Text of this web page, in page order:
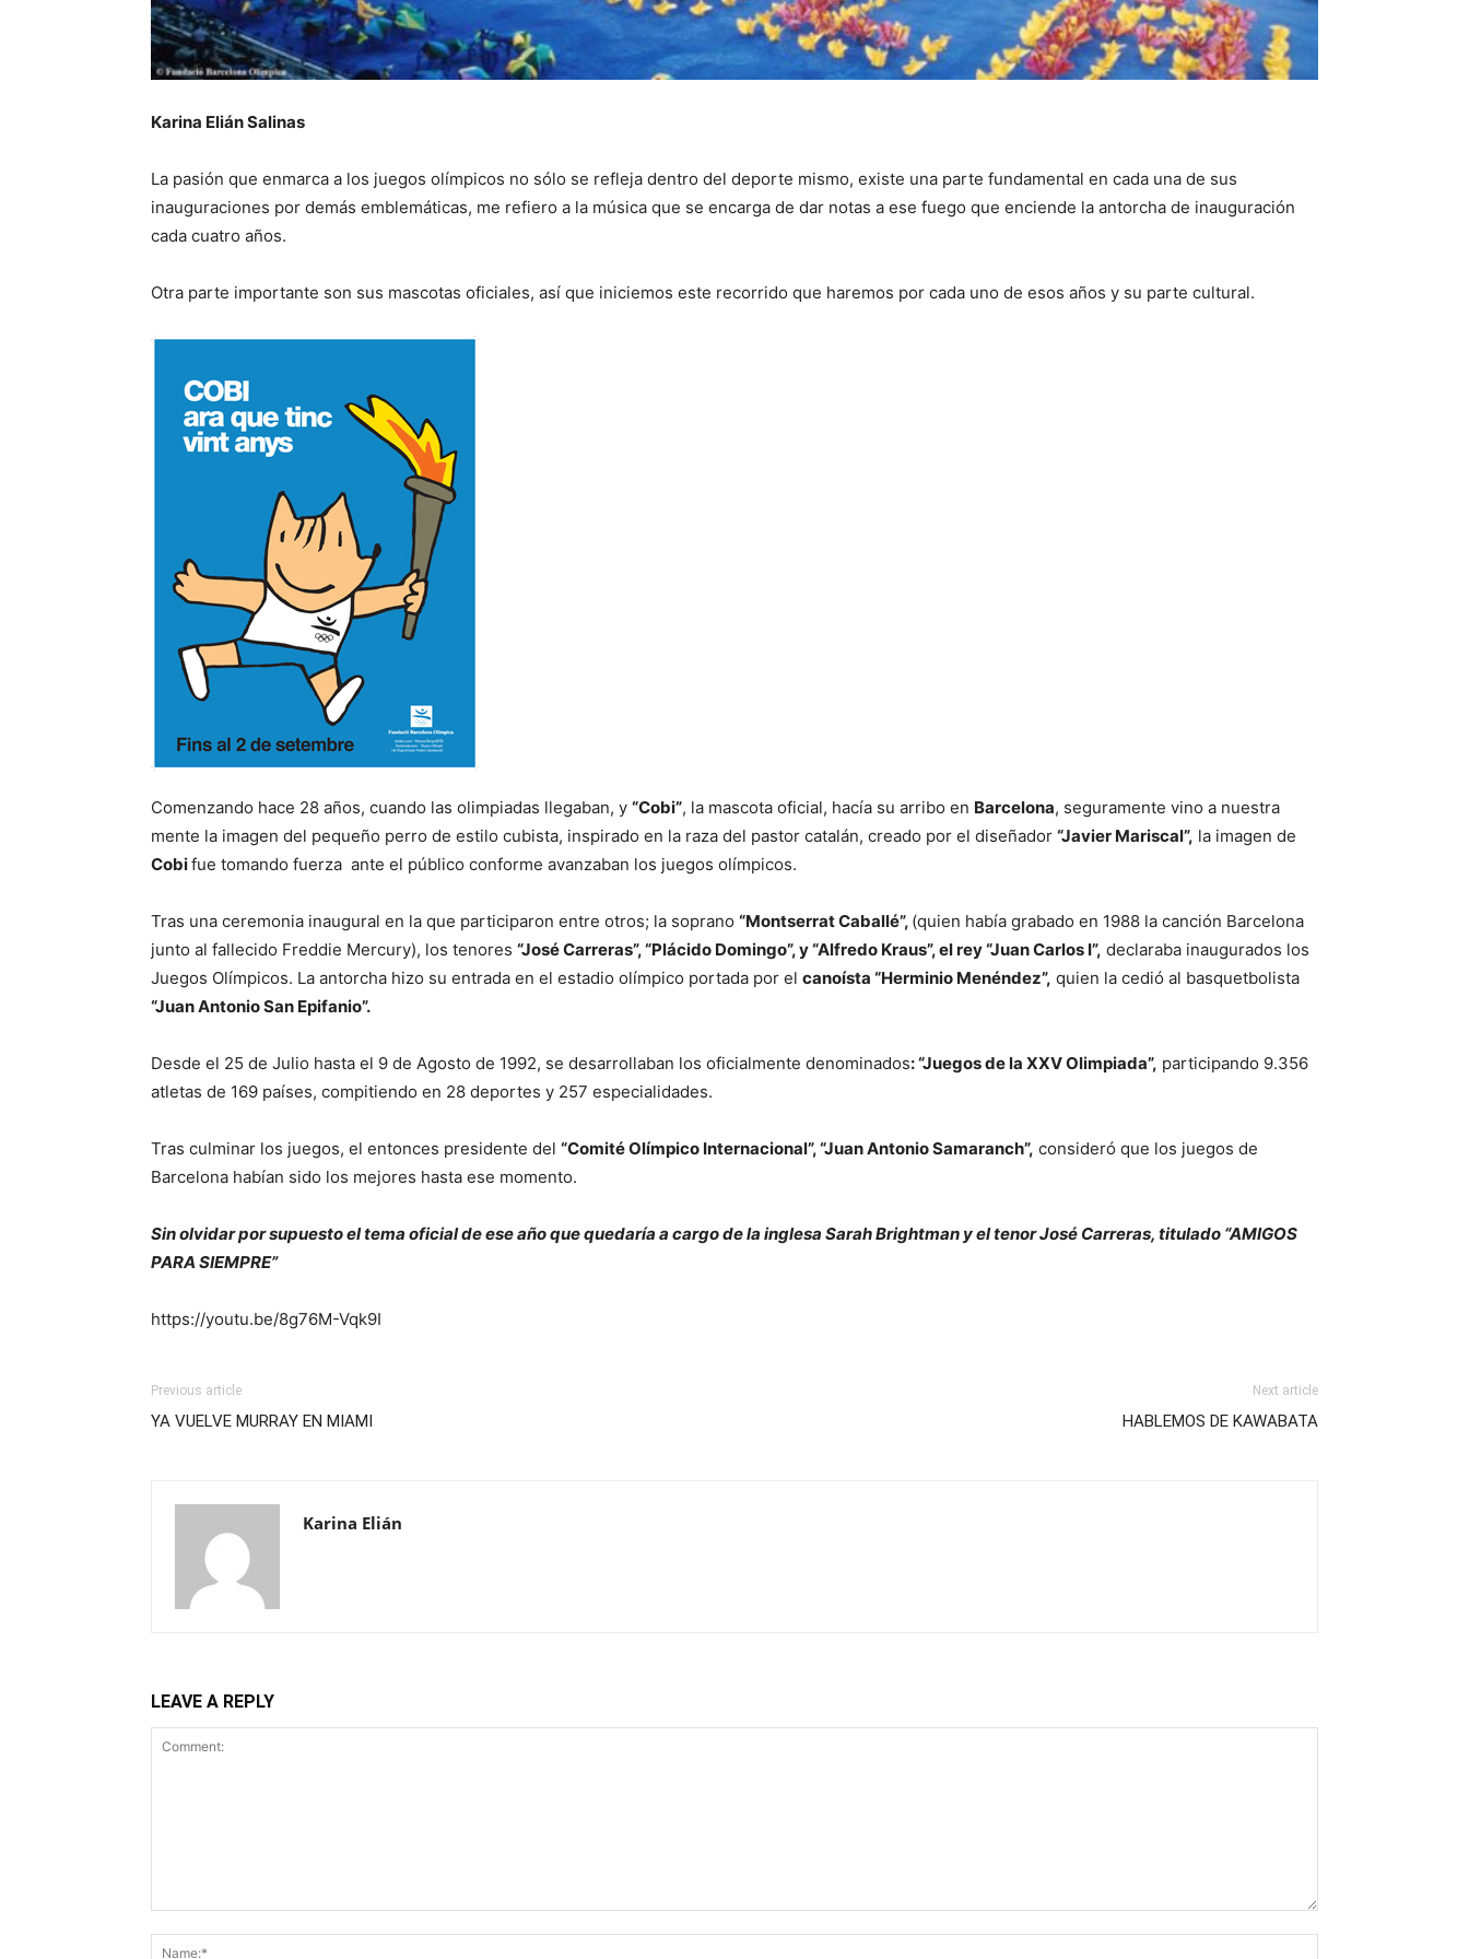
Karina Elián Salinas
La pasión que enmarca a los juegos olímpicos no sólo se refleja dentro del deporte mismo, existe una parte fundamental en cada una de sus
inauguraciones por demás emblemáticas, me refiero a la música que se encarga de dar notas a ese fuego que enciende la antorcha de inauguración
cada cuatro años.
Otra parte importante son sus mascotas oficiales, así que iniciemos este recorrido que haremos por cada uno de esos años y su parte cultural.
Comenzando hace 28 años, cuando las olimpiadas llegaban, y “Cobi”, la mascota oficial, hacía su arribo en Barcelona, seguramente vino a nuestra
mente la imagen del pequeño perro de estilo cubista, inspirado en la raza del pastor catalán, creado por el diseñador “Javier Mariscal”, la imagen de
Cobifue tomando fuerza ante el público conforme avanzaban los juegos olímpicos.
Tras una ceremonia inaugural en la que participaron entre otros; la soprano “Montserrat Caballé”, (quien había grabado en 1988 la canción Barcelona
junto al fallecido Freddie Mercury), los tenores “José Carreras”, “Plácido Domingo”, y “Alfredo Kraus”, el rey “Juan Carlos I”, declaraba inaugurados los
Juegos Olímpicos. La antorcha hizo su entrada en el estadio olímpico portada por el canoísta “Herminio Menéndez”, quien la cedió al basquetbolista
“Juan Antonio San Epifanio”.
Desde el 25 de Julio hasta el 9 de Agosto de 1992, se desarrollaban los oficialmente denominados: “Juegos de la XXV Olimpiada”, participando 9.356
atletas de 169 países, compitiendo en 28 deportes y 257 especialidades.
Tras culminar los juegos, el entonces presidente del “Comité Olímpico Internacional”, “Juan Antonio Samaranch”, consideró que los juegos de
Barcelona habían sido los mejores hasta ese momento.
Sin olvidar por supuesto el tema oficial de ese año que quedaría a cargo de la inglesa Sarah Brightman y el tenor José Carreras, titulado “AMIGOS
PARA SIEMPRE”
https://youtu.be/8g76M-Vqk9I
Previous article
YA VUELVE MURRAY EN MIAMI
Next article
HABLEMOS DE KAWABATA
Karina Elián
LEAVE A REPLY